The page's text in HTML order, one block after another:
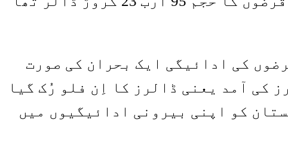
کی ادائیگی ایک بحران کی صورت
کی آمد یعنی ڈالرز کا اِن فلو رُک گیا
کو اپنی بیرونی ادائیگیوں میں